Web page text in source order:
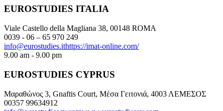
EUROSTUDIES ITALIA
Viale Castello della Magliana 38, 00148 ROMA
0039 - 06 – 65 970 249
info@eurostudies.ithttps://imat-online.com/
9.00 am - 9.00 pm
EUROSTUDIES CYPRUS
Μαραθώνος 3, Gnaftis Court, Μέσα Γειτονιά, 4003 ΛΕΜΕΣΟΣ
00357 99634912